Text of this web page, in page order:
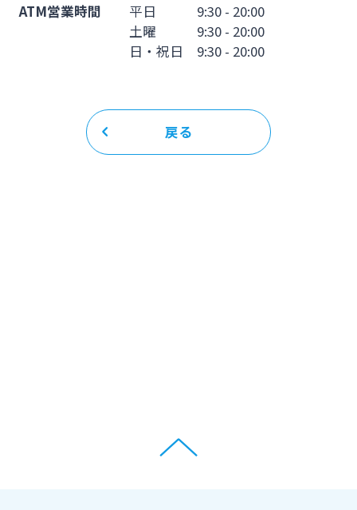
宮崎銀行について
ATM営業時間
平日 9:30 - 20:00
土曜 9:30 - 20:00
日・祝日 9:30 - 20:00
戻る